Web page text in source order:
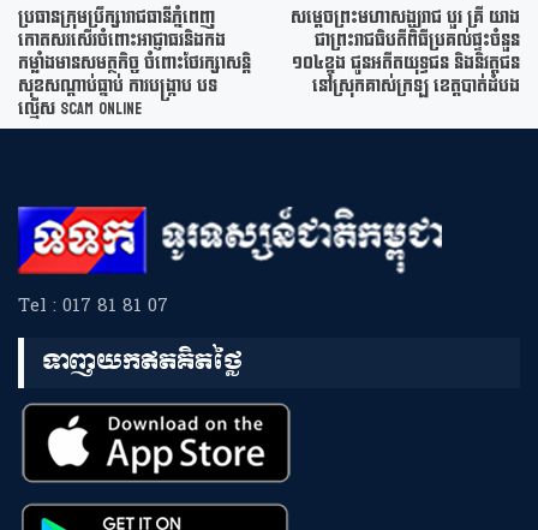
ប្រធានក្រុមប្រឹក្សារាជធានីភ្នំពេញ
កោតសរសើរចំពោះអាជ្ញាធរនិងកង
កម្លាំងមានសមត្ថកិច្ច ចំពោះថែរក្សាសន្តិ
សុខសណ្តាប់ធ្នាប់ ការបង្ក្រាប បទ
ល្មើស Scam Online
សម្តេចព្រះមហាសង្ឃរាជ បួរ គ្រី យាង
ជាព្រះរាជធិបតីពិធីប្រគល់ផ្ទះចំនួន
១០៤ខ្នង ជូនអតីតយុទ្ធជន និងនិវត្តជន
នៅស្រុកគាស់ក្រឡ ខេត្តបាត់ដំបង
Tel : 017 81 81 07
ទាញយកឥតគិតថ្លៃ